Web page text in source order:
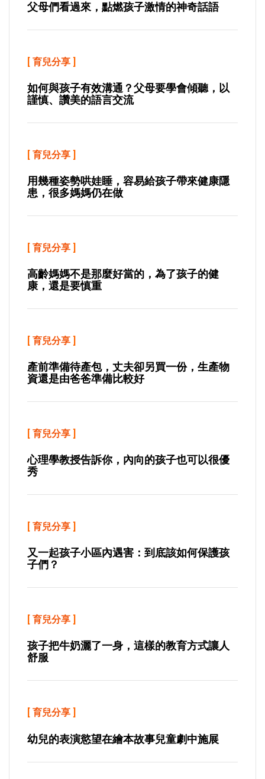
父母們看過來，點燃孩子激情的神奇話語
[ 育兒分享 ]
如何與孩子有效溝通？父母要學會傾聽，以
謹慎、讚美的語言交流
[ 育兒分享 ]
用幾種姿勢哄娃睡，容易給孩子帶來健康隱
患，很多媽媽仍在做
[ 育兒分享 ]
高齡媽媽不是那麼好當的，為了孩子的健
康，還是要慎重
[ 育兒分享 ]
產前準備待產包，丈夫卻另買一份，生產物
資還是由爸爸準備比較好
[ 育兒分享 ]
心理學教授告訴你，內向的孩子也可以很優
秀
[ 育兒分享 ]
又一起孩子小區內遇害：到底該如何保護孩
子們？
[ 育兒分享 ]
孩子把牛奶灑了一身，這樣的教育方式讓人
舒服
[ 育兒分享 ]
幼兒的表演慾望在繪本故事兒童劇中施展